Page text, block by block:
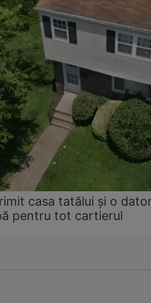
casa tatălui și o
pentru tot cartierul